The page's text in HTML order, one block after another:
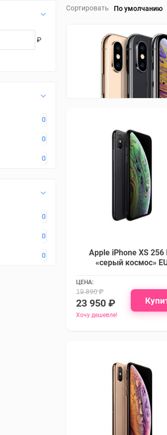
₽
0
0
0
0
0
0
Сортировать По умолчанию
Apple iPhone XS 256
«серый космос»
ЦЕНА:
19 890 ₽
23 950 ₽
Хочу дешевле!